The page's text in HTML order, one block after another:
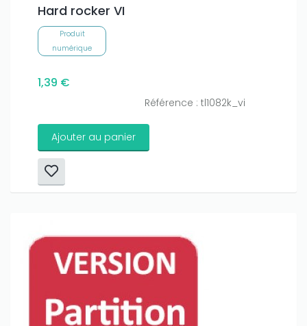
Hard rocker VI
Produit
numérique
1,39 €
Référence : tl1082k_vi
Ajouter au panier